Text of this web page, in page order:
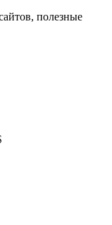
полезные